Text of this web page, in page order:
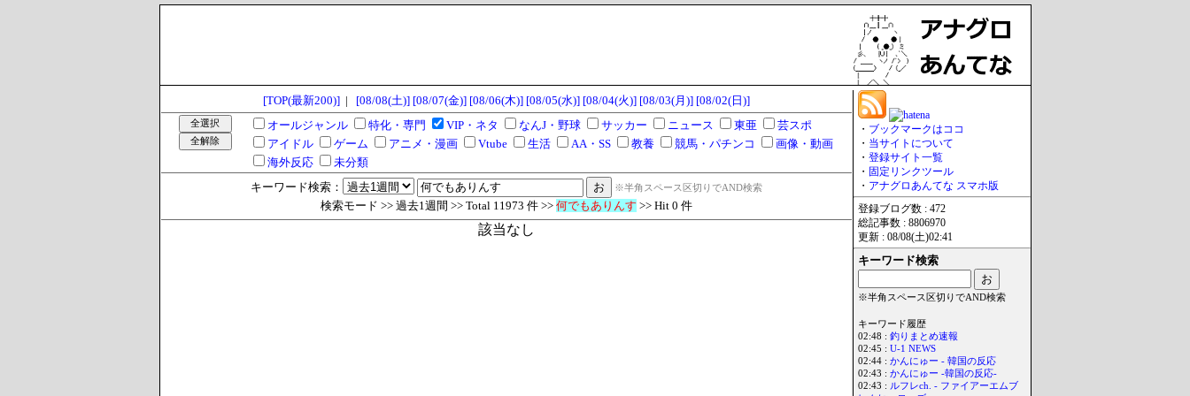
[TOP(最新200)]| [08/08(土)] [08/07(金)] [08/06(木)] [08/05(水)] [08/04(火)] [08/03(月)] [08/02(日)]
オールジャンル
特化・専門 VIP・ネタ なんJ・野球 サッカー ニュース 東亜
芸スポ
アイドル
ゲーム アニメ・漫画 Vtube 生活 AA・SS 教養 競馬・パチンコ
画像・動画
海外反応
未分類
キーワード検索：
※半角スペース区切りでAND検索
検索モード >> 過去1週間 >> Total 11973 件 >> 何でもありんす >> Hit 0 件
該当なし
・ ブックマークはココ
・ 当サイトについて
・ 登録サイト一覧
・ 固定リンクツール
・ アナグロあんてな スマホ版
登録ブログ数 : 472
総記事数 : 8806970
更新 : 08/08(土)02:41
キーワード検索
※半角スペース区切りでAND検索
キーワード履歴
02:48 : 釣りまとめ速報
02:45 : U-1 NEWS
02:44 : かんにゅー - 韓国の反応
02:43 : かんにゅー -韓国の反応-
02:43 : ルフレch. - ファイアーエムブ